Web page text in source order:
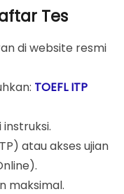
Tes
di website resmi
TOEFL ITP
atau akses ujian
maksimal.